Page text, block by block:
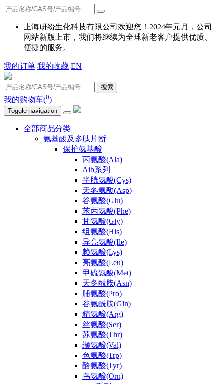
上海研纷生化科技有限公司欢迎您！2024年元月，公司
网站新版上市，我们将继续为全球新老客户提供优质、
便捷的服务。
我的订单 我的收藏 EN
搜索
我的购物车(0)
Toggle navigation
全部商品分类
氨基酸及多肽片断
保护氨基酸
丙氨酸(Ala)
Aib系列
半胱氨酸(Cys)
天冬氨酸(Asp)
谷氨酸(Glu)
苯丙氨酸(Phe)
甘氨酸(Gly)
组氨酸(His)
异亮氨酸(Ile)
赖氨酸(Lys)
亮氨酸(Leu)
甲硫氨酸(Met)
天冬酰胺(Asn)
脯氨酸(Pro)
谷氨酰胺(Gln)
精氨酸(Arg)
丝氨酸(Ser)
苏氨酸(Thr)
缬氨酸(Val)
色氨酸(Trp)
酪氨酸(Tyr)
鸟氨酸(Orn)